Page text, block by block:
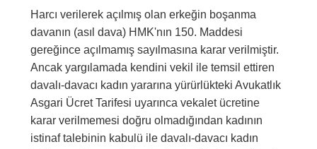
Harcı verilerek açılmış olan erkeğin boşanma
davanın (asıl dava) HMK'nın 150. Maddesi
gereğince açılmamış sayılmasına karar verilmiştir.
Ancak yargılamada kendini vekil ile temsil ettiren
davalı-davacı kadın yararına yürürlükteki Avukatlık
Asgari Ücret Tarifesi uyarınca vekalet ücretine
karar verilmemesi doğru olmadığından kadının
istinaf talebinin kabulü ile davalı-davacı kadın